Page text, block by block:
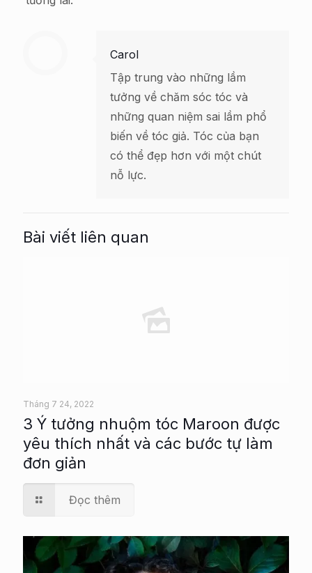
Carol
Tập trung vào những lầm
tưởng về chăm sóc tóc và
những quan niệm sai lầm phổ
biến về tóc giả. Tóc của bạn
có thể đẹp hơn với một chút
nỗ lực.
Bài viết liên quan
Tháng 7 24, 2022
3 Ý tưởng nhuộm tóc Maroon được
yêu thích nhất và các bước tự làm
đơn giản
Đọc thêm